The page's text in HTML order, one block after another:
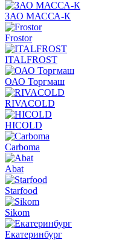
ЗАО МАССА-К
Frostor
ITALFROST
ОАО Торгмаш
RIVACOLD
HICOLD
Carboma
Abat
Starfood
Sikom
Екатеринбург